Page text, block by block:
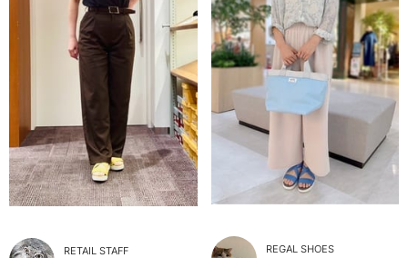
RETAIL STAFF
REGAL SHOES